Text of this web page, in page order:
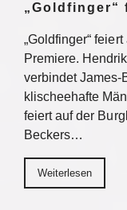
„Goldfinger“
„Goldfinger“
Premiere.
verbindet James-
klischeehafte
feiert auf der
Beckers…
Weiterlesen